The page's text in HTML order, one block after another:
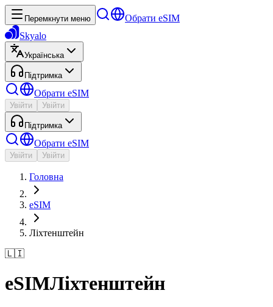
Перемкнути меню
Обрати eSIM
Skyalo
Українська
Підтримка
Обрати eSIM
Увійти Увійти
Підтримка
Обрати eSIM
Увійти Увійти
Головна
eSIM
Ліхтенштейн
🇱🇮
eSIMЛіхтенштейн